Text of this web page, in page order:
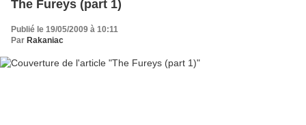
The Fureys (part 1)
Publié le 19/05/2009 à 10:11
Par Rakaniac